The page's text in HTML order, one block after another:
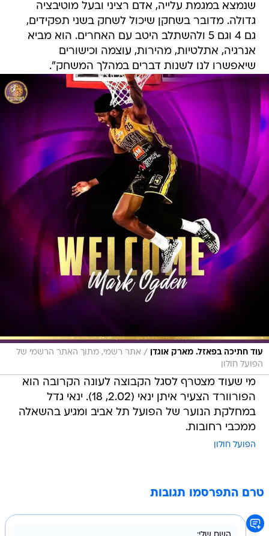
שנמצא במגמת עלייה, אדם רציני ובעל מוטיבציה
גדולה. מדובר בשחקן שיכול לשחק בשני תפקידים,
גם 4 וגם 5 ולהשתלב היטב עם האחרים. הוא מביא
אנרגיה, אתלטיות, מהירות, עוצמה וכישורים
שיאפשרו לנו לשנות דברים במהלך המשחק".
עוד חתיכה בפאזל. מארק אוגדן / אתר רשמי, מתוך האתר הרשמי של
הפועל חולון
מי שעוד מצטרף לסגל הקבוצה לעונה הקרובה הוא
הפורוורד הצעיר איתן ינאי (2.02, 18). ינאי גדל
במחלקת הנוער של הפועל תל אביב ומגיע בהשאלה
ממכבי רחובות.
הפועל חולון
טרם התפרסמו תגובות